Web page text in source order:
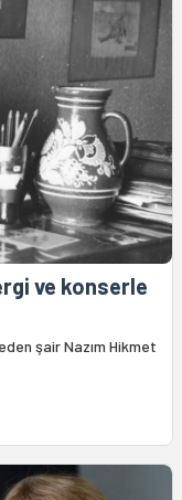
ve konserle
şair Nazım Hikmet